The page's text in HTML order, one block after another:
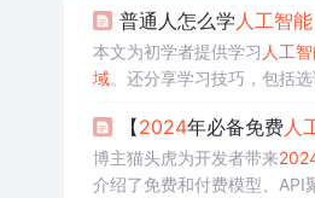
普通人怎么学人工智能
本文为初学者提供学习 人工
域。还分享学习技巧，包括
【2024年必备免费人
博主猫头虎为开发者带来
介绍了免费和付费模型、API